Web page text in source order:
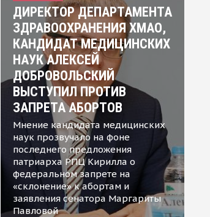
ДИРЕКТОР ДЕПАРТАМЕНТА
ЗДРАВООХРАНЕНИЯ ХМАО,
КАНДИДАТ МЕДИЦИНСКИХ
НАУК АЛЕКСЕЙ
ДОБРОВОЛЬСКИЙ
ВЫСТУПИЛ ПРОТИВ
ЗАПРЕТА АБОРТОВ
Мнение кандидата медицинских
наук прозвучало на фоне
последнего предложения
патриарха РПЦ Кирилла о
федеральном запрете на
«склонение» к абортам и
заявления сенатора Маргариты
Павловой